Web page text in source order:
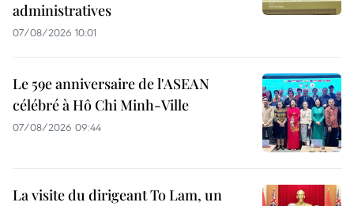
administratives
07/08/2026 10:01
Le 59e anniversaire de l'ASEAN
célébré à Hô Chi Minh-Ville
07/08/2026 09:44
La visite du dirigeant To Lam, un